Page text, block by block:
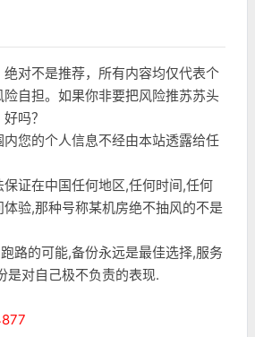
对不是推荐，所有内容均仅代表个
自担。如果你非要把风险推苏苏头
吗？
您的个人信息不经由本站透露给任
证在中国任何地区,任何时间,任何
验,那种号称某机房绝不抽风的不是
路的可能,备份永远是最佳选择,服务
是对自己极不负责的表现.